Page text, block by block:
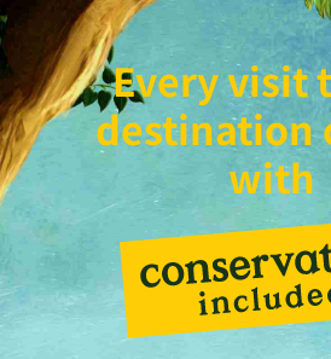
Every visit
destination
with